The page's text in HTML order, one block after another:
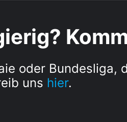
oder Bundesliga,
uns hier.